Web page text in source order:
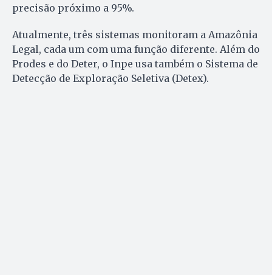
precisão próximo a 95%.
Atualmente, três sistemas monitoram a Amazônia
Legal, cada um com uma função diferente. Além do
Prodes e do Deter, o Inpe usa também o Sistema de
Detecção de Exploração Seletiva (Detex).